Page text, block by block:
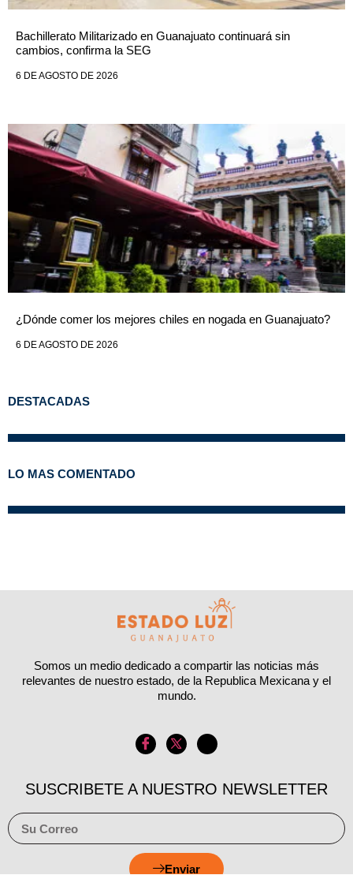
Bachillerato Militarizado en Guanajuato continuará sin
cambios, confirma la SEG
6 DE AGOSTO DE 2026
¿Dónde comer los mejores chiles en nogada en Guanajuato?
6 DE AGOSTO DE 2026
DESTACADAS
LO MAS COMENTADO
Somos un medio dedicado a compartir las noticias más
relevantes de nuestro estado, de la Republica Mexicana y el
mundo.
SUSCRIBETE A NUESTRO NEWSLETTER
Enviar